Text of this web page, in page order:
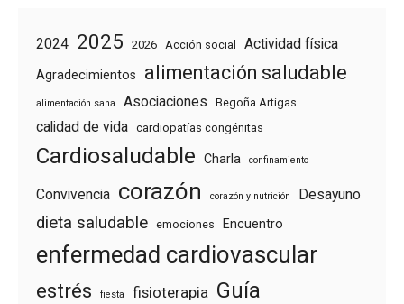
2024 2025 2026 Acción social Actividad física
Agradecimientos alimentación saludable
alimentación sana Asociaciones Begoña Artigas
calidad de vida cardiopatías congénitas
Cardiosaludable Charla confinamiento
Convivencia corazón corazón y nutrición Desayuno
dieta saludable emociones Encuentro
enfermedad cardiovascular
estrés fiesta fisioterapia Guía